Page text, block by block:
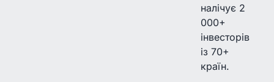
налічує 2
000+
інвесторів
із 70+
країн.